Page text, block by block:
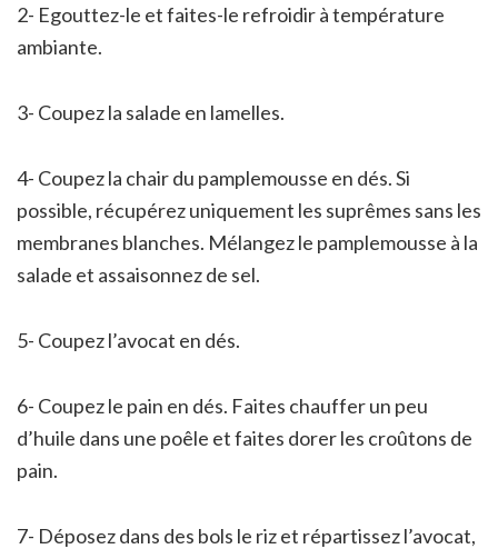
2- Egouttez-le et faites-le refroidir à température
ambiante.
3- Coupez la salade en lamelles.
4- Coupez la chair du pamplemousse en dés. Si
possible, récupérez uniquement les suprêmes sans les
membranes blanches. Mélangez le pamplemousse à la
salade et assaisonnez de sel.
5- Coupez l’avocat en dés.
6- Coupez le pain en dés. Faites chauffer un peu
d’huile dans une poêle et faites dorer les croûtons de
pain.
7- Déposez dans des bols le riz et répartissez l’avocat,